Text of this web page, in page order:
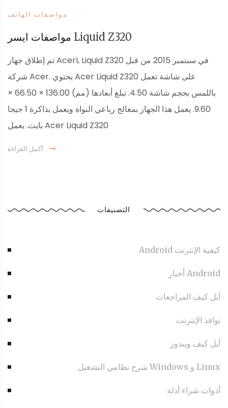
مواصفات الهاتف
مواصفات ايسر Liquid Z320
تم إطلاق جهاز AcerL Liquid Z320 في سبتمبر 2015 من قبل
شركة Acer. يحتوي Acer Liquid Z320 على شاشة تعمل
باللمس بحجم شاشة 4.50. تبلغ أبعادها (مم) 136.00 × 66.50 ×
9.60. يعمل هذا الجهاز بمعالج رباعي النواة ويعمل بذاكرة 1 جيجا
بايت. يعمل Acer Liquid Z320
أكمل القراءة ..
التصنيفات
Android كيفية الإنترنت
أخبار Android
آبل كيف المراجعات
نوافذ الإنترنت
آبل كيف ويندوز
شرح نظامي التشغيل Windows و Linux
أدوات شراء أدلة